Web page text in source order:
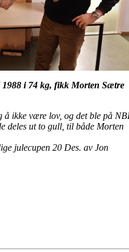
i 74 kg, fikk Morten Sætre
å ikke være lov, og det ble på
deles ut to gull, til både Morten
julecupen 20 Des. av Jon